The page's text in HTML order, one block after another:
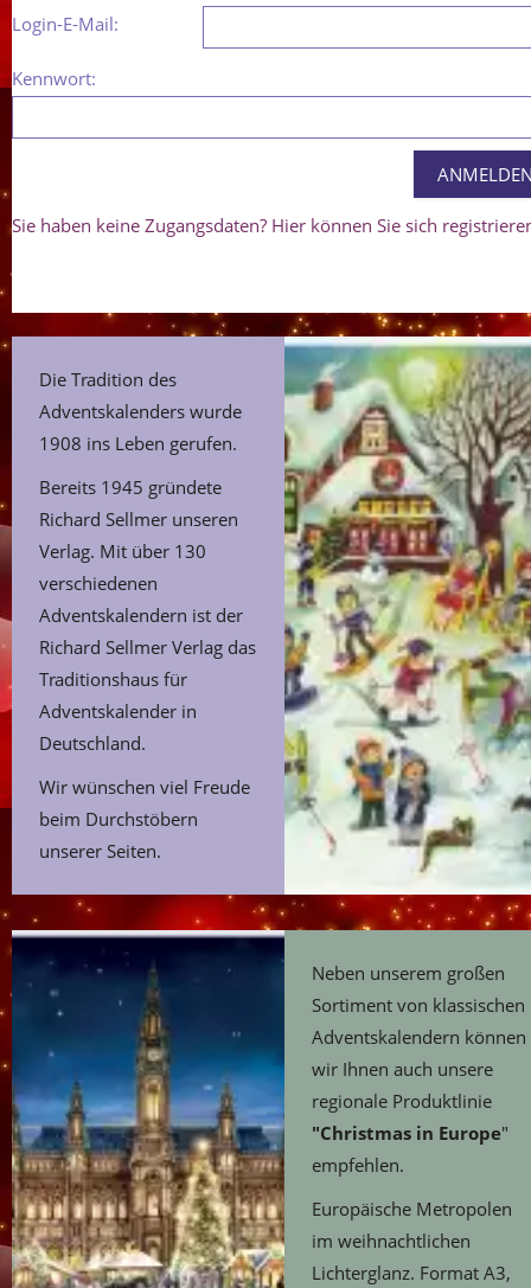
Login-E-Mail:
Kennwort:
Sie haben keine Zugangsdaten? Hier können Sie sich
Die Tradition des
Adventskalenders wurde
1908 ins Leben gerufen.
Bereits 1945 gründete
Richard Sellmer unseren
Verlag. Mit über 130
verschiedenen
Adventskalendern ist der
Richard Sellmer Verlag das
Traditionshaus für
Adventskalender in
Deutschland.
Wir wünschen viel Freude
beim Durchstöbern
unserer Seiten.
Neben unserem großen
Sortiment von klassischen
Adventskalendern können
wir Ihnen auch unsere
regionale Produktlinie
"Christmas in Europe"
empfehlen.
Europäische Metropolen
im weihnachtlichen
Lichterglanz. Format A3,